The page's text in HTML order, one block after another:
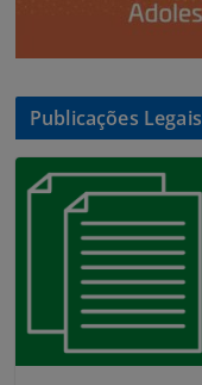
Publicações Legais